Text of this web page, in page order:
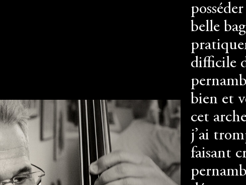
belle
difficile
bien et
cet
j’ai
faisant